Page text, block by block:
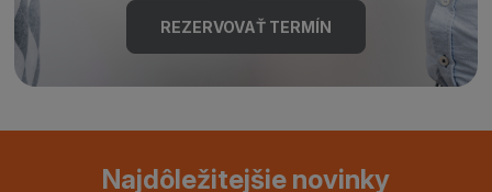
REZERVOVAŤ TERMÍN
Najdôležitejšie novinky